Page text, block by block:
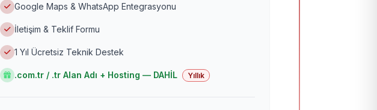
Google Maps & WhatsApp Entegrasyonu
İletişim & Teklif Formu
1 Yıl Ücretsiz Teknik Destek
.com.tr / .tr Alan Adı + Hosting — DAHİL Yıllık